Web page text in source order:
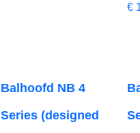
€
Balhoofd NB 4
Series (designed